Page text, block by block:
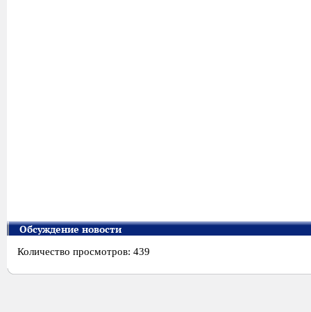
Обсуждение новости
Количество просмотров: 439